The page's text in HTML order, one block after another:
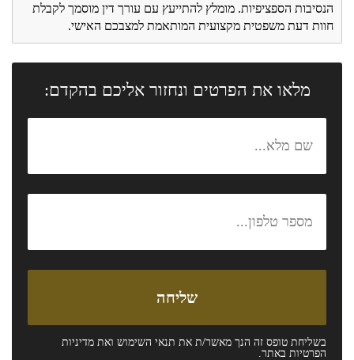
הנסיבות הספציפיות. מומלץ להתייעץ עם עורך דין מוסמך לקבלת
חוות דעת משפטית מקצועית המותאמת למצבכם האישי.
מלאו את הפרטים ונחזור אליכם בהקדם:
בשליחת טופס זה הנך מאשר/ת את תנאי השימוש ואת מדיניות
הפרטיות באתר.